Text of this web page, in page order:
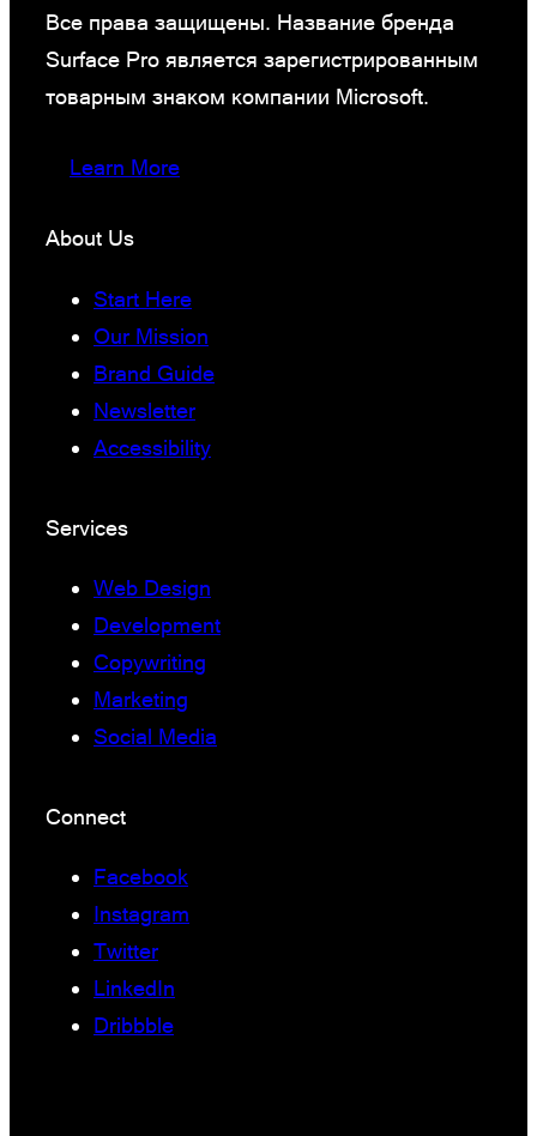
Все права защищены. Название бренда
Surface Pro является зарегистрированным
товарным знаком компании Microsoft.
Learn More
About Us
Start Here
Our Mission
Brand Guide
Newsletter
Accessibility
Services
Web Design
Development
Copywriting
Marketing
Social Media
Connect
Facebook
Instagram
Twitter
LinkedIn
Dribbble